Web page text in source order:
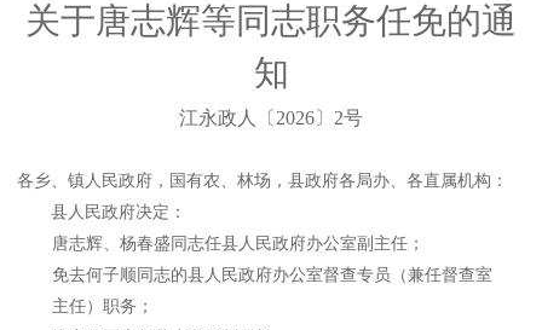
关于唐志辉等同志职务任免的通
知
江永政 人〔 2026〕2号
各乡、镇人民政府，国有农、林场，县政府各局办、各直属机构：
县人民政府决定：
唐志辉、杨春盛同志任县人民政府办公室副主任；
免去何子顺同志的县人民政府办公室督查专员（兼任督查室
主任）职务；